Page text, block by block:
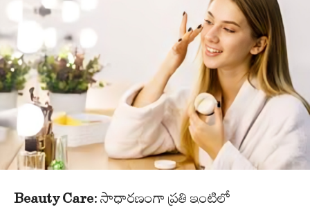
Beauty Care: సాధారణంగా ప్రతి ఇంటిలో